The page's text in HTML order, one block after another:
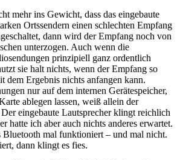
mehr ins Gewicht, dass das eingebaute
Ortssendern einen schlechten Empfang
dann wird der Empfang noch von
unterzogen. Auch wenn die
prinzipiell ganz ordentlich
sie halt nichts, wenn der Empfang so
dem Ergebnis nichts anfangen kann.
nur auf dem internen Gerätespeicher,
ablegen lassen, weiß allein der
eingebaute Lautsprecher klingt reichlich
hatte ich aber auch nichts anderes erwartet.
Bluetooth mal funktioniert – und mal nicht.
dann klingt es fies.